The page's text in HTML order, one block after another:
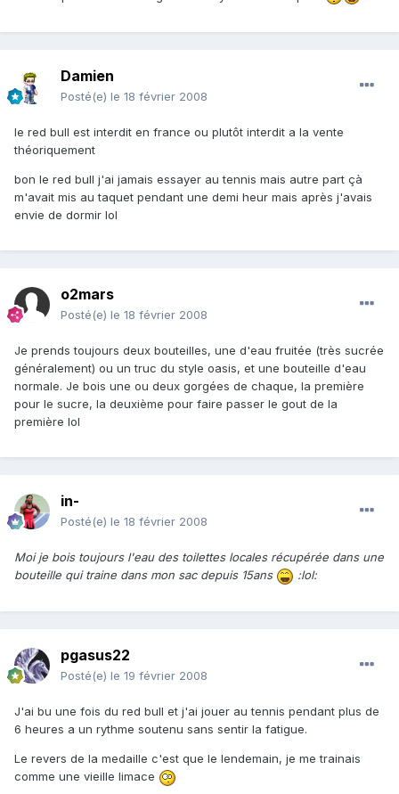
Damien
Posté(e) le 18 février 2008
le red bull est interdit en france ou plutôt interdit a la vente
théoriquement
bon le red bull j'ai jamais essayer au tennis mais autre part çà
m'avait mis au taquet pendant une demi heur mais après j'avais
envie de dormir lol
o2mars
Posté(e) le 18 février 2008
Je prends toujours deux bouteilles, une d'eau fruitée (très sucrée
généralement) ou un truc du style oasis, et une bouteille d'eau
normale. Je bois une ou deux gorgées de chaque, la première
pour le sucre, la deuxième pour faire passer le gout de la
première lol
in-
Posté(e) le 18 février 2008
Moi je bois toujours l'eau des toilettes locales récupérée dans une
bouteille qui traine dans mon sac depuis 15ans
:lol:
pgasus22
Posté(e) le 19 février 2008
J'ai bu une fois du red bull et j'ai jouer au tennis pendant plus de
6 heures a un rythme soutenu sans sentir la fatigue.
Le revers de la medaille c'est que le lendemain, je me trainais
comme une vieille limace